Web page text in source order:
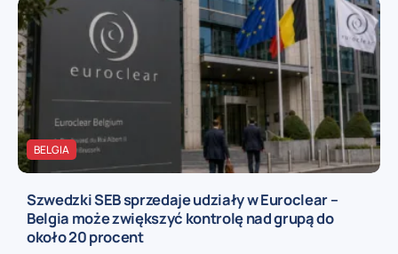
BELGIA
Szwedzki SEB sprzedaje udziały w Euroclear –
Belgia może zwiększyć kontrolę nad grupą do
około 20 procent